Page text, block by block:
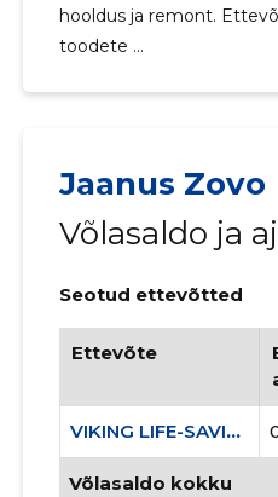
hooldus ja remont.
toodete ...
Jaanus Zovo
Võlasaldo ja
Seotud ettevõtted
Ettevõte
VIKING LIFE-SAVING EQUIPMENT ESTONIA AS
Võlasaldo kokku